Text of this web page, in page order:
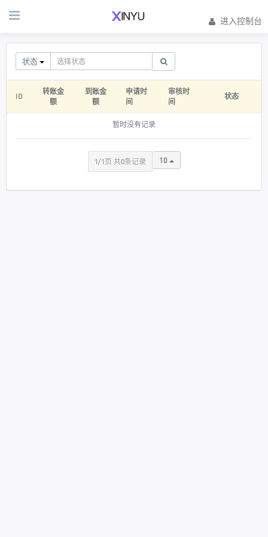
进入控制台
状态
ID
转账金
额
到账金
额
申请时
间
审核时
间
状态
暂时没有记录
1/1页 共0条记录 10